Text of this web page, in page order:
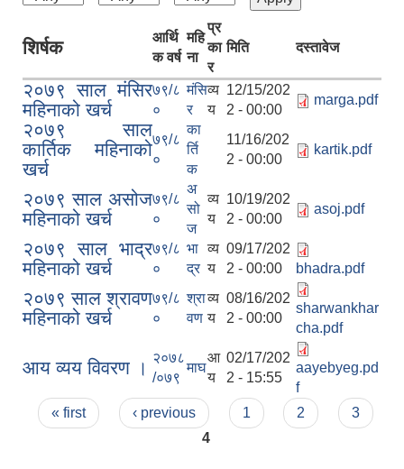
शिर्षक
आर्थि
क वर्ष
महि
ना
प्र
का
र
मिति दस्तावेज
२०७९ साल मंसिर
महिनाको खर्च
७९/८
०
मंसि
र
व्य
य
12/15/202
2 - 00:00
marga.pdf
२०७९ साल
कार्तिक महिनाको
खर्च
७९/८
०
का
र्ति
क
11/16/202
2 - 00:00
kartik.pdf
२०७९ साल असोज
महिनाको खर्च
७९/८
०
अ
सो
ज
व्य
य
10/19/202
2 - 00:00
asoj.pdf
२०७९ साल भाद्र
महिनाको खर्च
७९/८
०
भा
द्र
व्य
य
09/17/202
2 - 00:00
bhadra.pdf
२०७९ साल श्रावण
महिनाको खर्च
७९/८
०
श्रा
वण
व्य
य
08/16/202
2 - 00:00
sharwankhar
cha.pdf
आय व्यय विवरण । २०७८
/०७९
माघ
आ
य
02/17/202
2 - 15:55
aayebyeg.pd
f
Pages
« first ‹ previous 1 2
3
4